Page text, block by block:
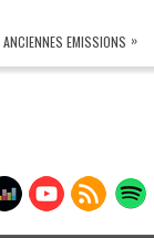
ANCIENNES EMISSIONS »